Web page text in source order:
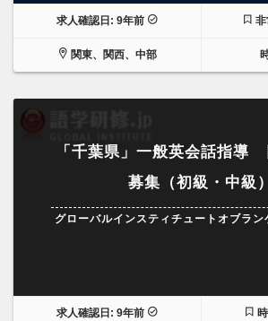
求人確認日: 9年前
関東、関西、中部
「千葉県」一般英会話指導
募集（初級・中級）
グローバルインスティチュートオブラン
求人確認日: 9年前